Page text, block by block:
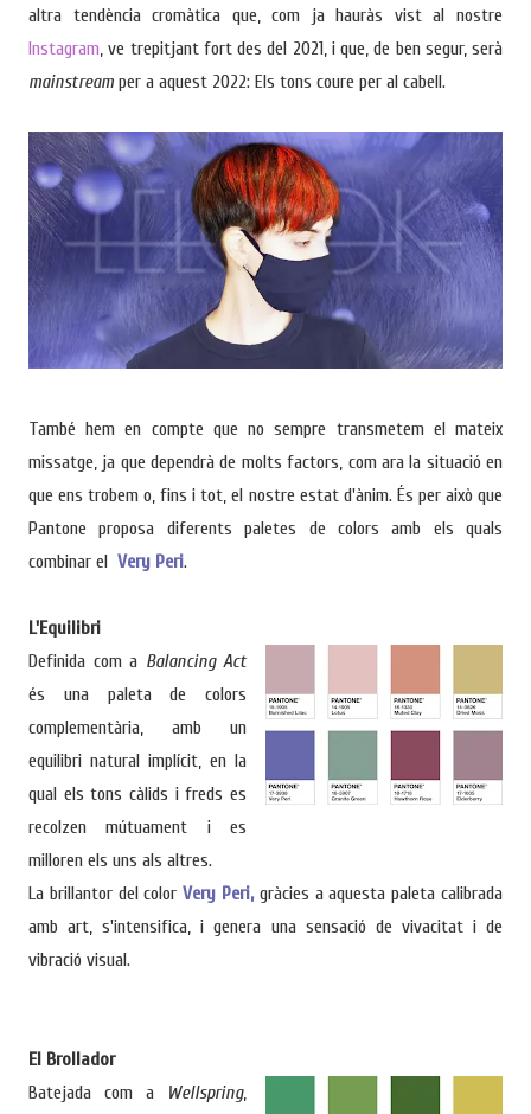
altra tendència cromàtica que, com ja hauràs vist al nostre
Instagram, ve trepitjant fort des del 2021, i que, de ben segur, serà
mainstream per a aquest 2022: Els tons coure per al cabell.
També hem en compte que no sempre transmetem el mateix
missatge, ja que dependrà de molts factors, com ara la situació en
que ens trobem o, fins i tot, el nostre estat d'ànim. És per això que
Pantone proposa diferents paletes de colors amb els quals
combinar el Very Peri.
L'Equilibri
Definida com a Balancing Act
és una paleta de colors
complementària, amb un
equilibri natural implícit, en la
qual els tons càlids i freds es
recolzen mútuament i es
milloren els uns als altres.
La brillantor del colorVery Peri, gràcies a aquesta paleta calibrada
amb art, s'intensifica, i genera una sensació de vivacitat i de
vibració visual.
El Brollador
Batejada com a
Wellspring,